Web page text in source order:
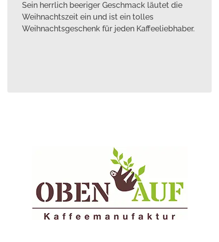
Sein herrlich beeriger Geschmack läutet die
Weihnachtszeit ein und ist ein tolles
Weihnachtsgeschenk für jeden Kaffeeliebhaber.